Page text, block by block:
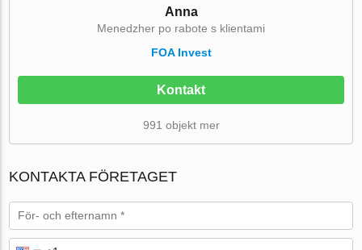
Anna
Menedzher po rabote s klientami
FOA Invest
Kontakt
991 objekt mer
KONTAKTA FÖRETAGET